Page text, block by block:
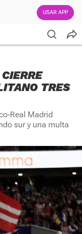
USAR APP
TRES
Real Madrid
sur y una multa